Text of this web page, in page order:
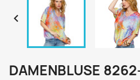

DAMENBLUSE